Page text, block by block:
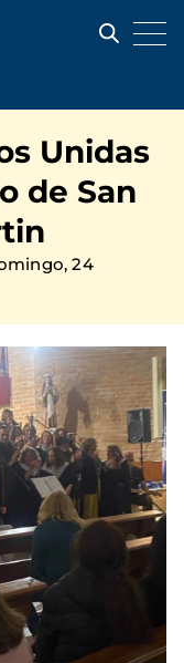
Unidas
de San
24